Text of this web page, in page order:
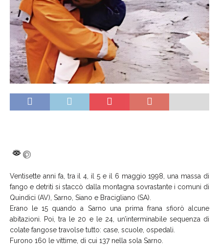
Ventisette anni fa, tra il 4, il 5 e il 6 maggio 1998, una massa di
fango e detriti si staccò dalla montagna sovrastante i comuni di
Quindici (AV), Sarno, Siano e Bracigliano (SA).
Erano le 15 quando a Sarno una prima frana sfiorò alcune
abitazioni. Poi, tra le 20 e le 24, un’interminabile sequenza di
colate fangose travolse tutto: case, scuole, ospedali.
Furono 160 le vittime, di cui 137 nella sola Sarno.